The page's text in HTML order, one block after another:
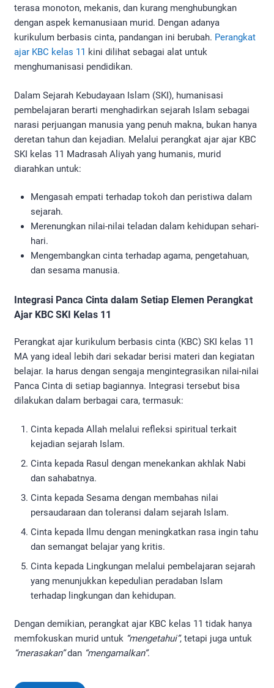
terasa monoton, mekanis, dan kurang menghubungkan
dengan aspek kemanusiaan murid. Dengan adanya
kurikulum berbasis cinta, pandangan ini berubah. Perangkat
ajar KBC kelas 11 kini dilihat sebagai alat untuk
menghumanisasi pendidikan.
Dalam Sejarah Kebudayaan Islam (SKI), humanisasi
pembelajaran berarti menghadirkan sejarah Islam sebagai
narasi perjuangan manusia yang penuh makna, bukan hanya
deretan tahun dan kejadian. Melalui perangkat ajar ajar KBC
SKI kelas 11 Madrasah Aliyah yang humanis, murid
diarahkan untuk:
Mengasah empati terhadap tokoh dan peristiwa dalam
sejarah.
Merenungkan nilai-nilai teladan dalam kehidupan sehari-
hari.
Mengembangkan cinta terhadap agama, pengetahuan,
dan sesama manusia.
Integrasi Panca Cinta dalam Setiap Elemen Perangkat
Ajar KBC SKI Kelas 11
Perangkat ajar kurikulum berbasis cinta (KBC) SKI kelas 11
MA yang ideal lebih dari sekadar berisi materi dan kegiatan
belajar. Ia harus dengan sengaja mengintegrasikan nilai-nilai
Panca Cinta di setiap bagiannya. Integrasi tersebut bisa
dilakukan dalam berbagai cara, termasuk:
Cinta kepada Allah melalui refleksi spiritual terkait
kejadian sejarah Islam.
Cinta kepada Rasul dengan menekankan akhlak Nabi
dan sahabatnya.
Cinta kepada Sesama dengan membahas nilai
persaudaraan dan toleransi dalam sejarah Islam.
Cinta kepada Ilmu dengan meningkatkan rasa ingin tahu
dan semangat belajar yang kritis.
Cinta kepada Lingkungan melalui pembelajaran sejarah
yang menunjukkan kepedulian peradaban Islam
terhadap lingkungan dan kehidupan.
Dengan demikian, perangkat ajar KBC kelas 11 tidak hanya
memfokuskan murid untuk “mengetahui”, tetapi juga untuk
“merasakan”dan “mengamalkan”.